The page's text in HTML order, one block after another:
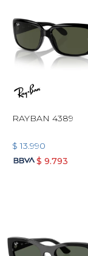
RAYBAN 4389
$ 13.990
$ 9.793